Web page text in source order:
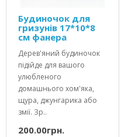
Будиночок для
гризунів 17*10*8
см фанера
Дерев'яний будиночок
підійде для вашого
улюбленого
домашнього хом'яка,
щура, джунгарика або
змії. Зр..
200.00грн.